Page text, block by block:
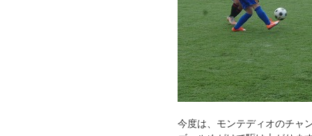
今度は、モンテディオのチャ